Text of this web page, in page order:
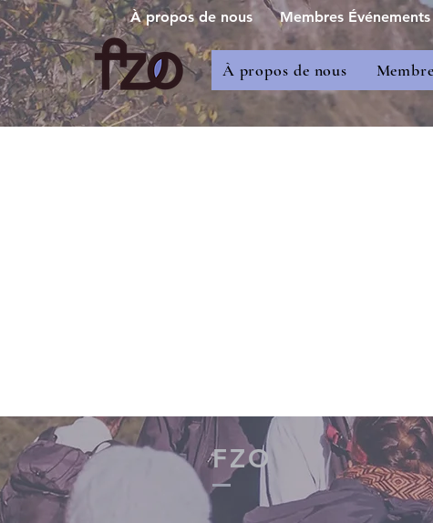
À propos de nous
À propos de nous Membres
FZO